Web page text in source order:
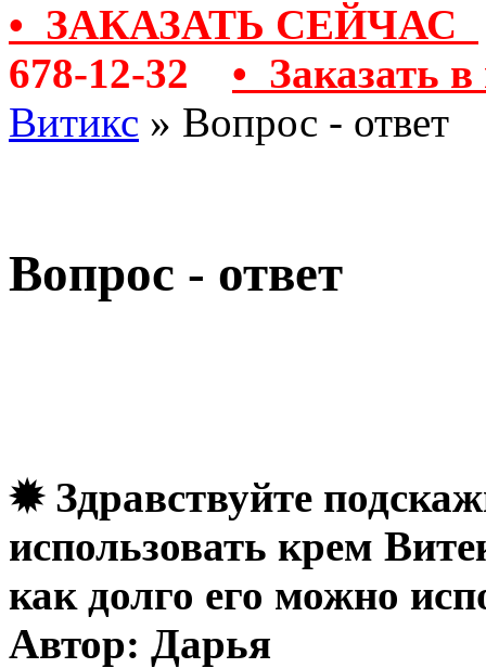
• ЗАКАЗАТЬ СЕЙЧАС
678-12-32
• Заказать
Витикс » Вопрос - ответ
Вопрос - ответ
✹ Здравствуйте
использовать крем
как долго его можно
Автор: Дарья